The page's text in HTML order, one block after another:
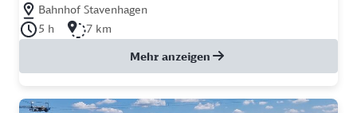
Nächstgelegener Bahnhof: Bahnhof Stavenhagen
Bahnhof Stavenhagen
Dauer der Tour: 5 Stunden
5 h Länge der Tour: 7 Kilometer
7 km
Mehr anzeigen